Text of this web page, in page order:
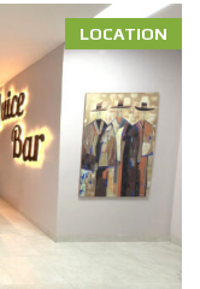
LOCATION